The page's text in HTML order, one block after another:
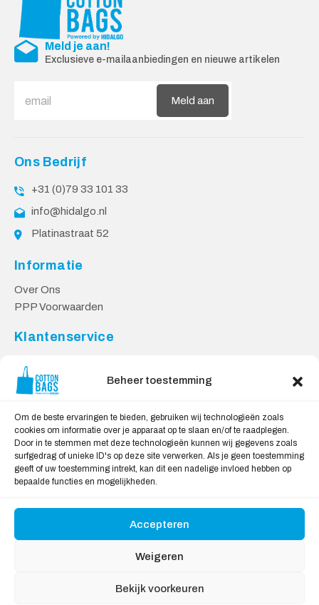
Beheer toestemming
Om de beste ervaringen te bieden, gebruiken wij technologieën zoals
cookies om informatie over je apparaat op te slaan en/of te raadplegen.
Door in te stemmen met deze technologieën kunnen wij gegevens zoals
surfgedrag of unieke ID's op deze site verwerken. Als je geen toestemming
geeft of uw toestemming intrekt, kan dit een nadelige invloed hebben op
bepaalde functies en mogelijkheden.
Accepteren
Weigeren
Bekijk voorkeuren
Meld je aan!
Exclusieve e-mailaanbiedingen en nieuwe artikelen
Meld aan
Ons Bedrijf
+31 (0)79 33 101 33
info@hidalgo.nl
Platinastraat 52
Informatie
Over Ons
PPP Voorwaarden
Klantenservice
Privacy Voorwaarden
Levering en Retourneren
Veilig Shoppen
Mijn account
Winkelwagen
Wij Accepteren: